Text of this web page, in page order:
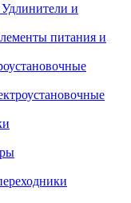
Удлинители и
питания и